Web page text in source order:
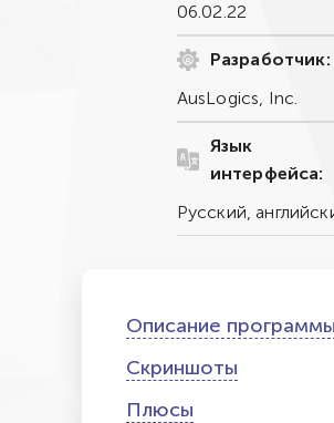
06.02.22
Разработчик:
AusLogics, Inc.
Язык
интерфейса:
Русский,
Описание программы
Скриншоты
Плюсы